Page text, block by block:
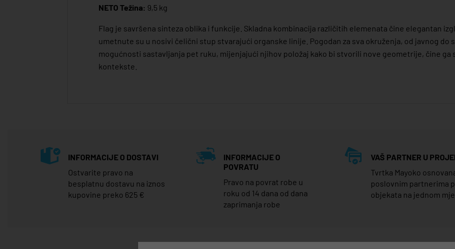
NETO Težina: 9,5 kg
Flag je savršena sinteza oblika i funkcije. Skladna kombinacija različitih elemenata čine elegantan
umetnute su u nosivi čelični stup stvarajući organske linije. Pogodan za sva okruženja, od javnog do
mogućnosti sastavljanja pet ruku, mijenjajući njihov položaj kako bi stvorili nove geometrije, čine ga
kontekste.
INFORMACIJE O DOSTAVI
Ostvarite pravo na
besplatnu dostavu na iznos
kupovine preko 625 €
INFORMACIJE O
POVRATU
Pravo na povrat robe u
roku od 14 dana od dana
zaprimanja robe
VAŠ PARTNER U
Tvrtka Mayoko
poslovnim partnerima
objekata na jednom